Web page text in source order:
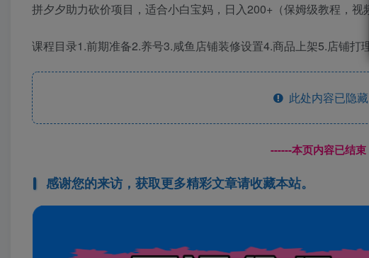
拼夕夕助力砍价项目，适合小白宝妈，日入200+（保姆级教程，视
课程目录1.前期准备2.养号3.咸鱼店铺装修设置4.商品上架5.店铺打
此处内容已隐
------本页内容已结
感谢您的来访，获取更多精彩文章请收藏本站。